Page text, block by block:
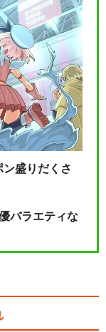
盛りだくさ
バラエティな